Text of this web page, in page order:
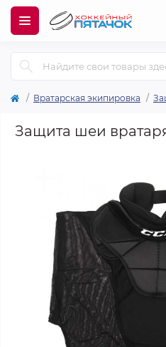
Вратарская экипировка
Защита шеи вратаря